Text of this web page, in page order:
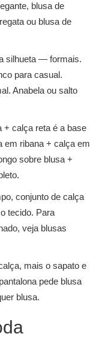
blusa de
ou blusa de
silhueta — formais.
para casual.
Anabela ou salto
+ calça reta é a base
em ribana + calça em
sobre blusa +
conjunto de calça
tecido. Para
veja blusas
mais o sapato e
pede blusa
blusa.